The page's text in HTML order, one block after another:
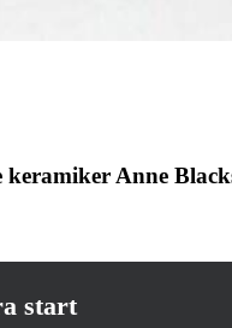
Anne
start